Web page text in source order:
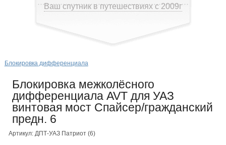
Ваш спутник в путешествиях с 2009г
Блокировка дифференциала
Блокировка межколёcного
дифференциала AVT для УАЗ
винтовая мост Спайсер/гражданский
предн. 6
Артикул: ДПТ-УАЗ Патриот (6)